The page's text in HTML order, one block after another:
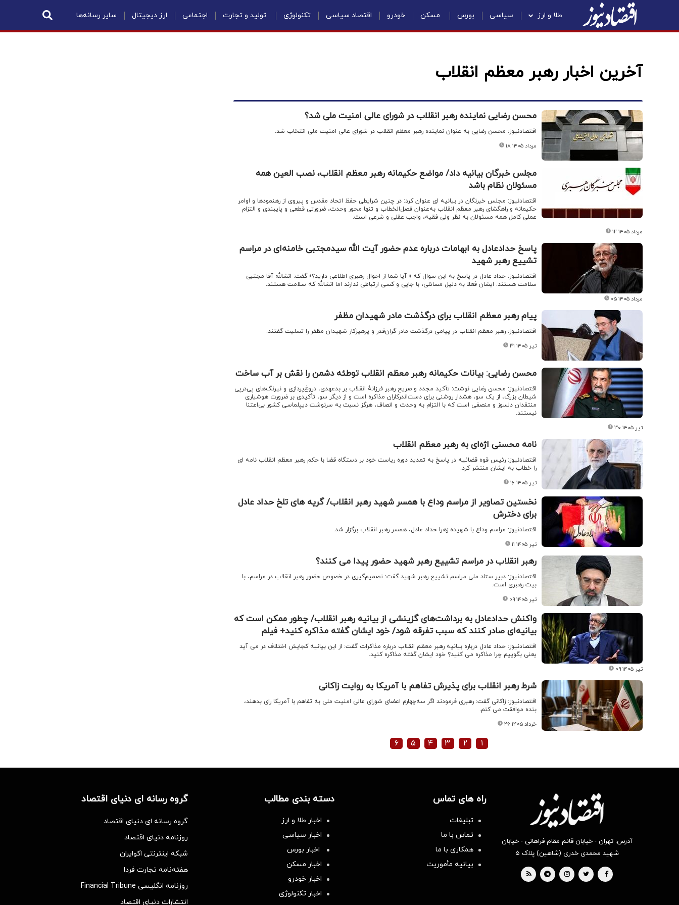
طلا و ارز سیاسی بورس مسکن خودرو اقتصاد سیاسی تکنولوژی تولید و تجارت اجتماعی ارز دیجیتال سایر رسانه‌ها
آخرین اخبار رهبر معظم انقلاب
محسن رضایی نماینده رهبر انقلاب در شورای عالی امنیت ملی شد؟
اقتصادنیوز: محسن رضایی به عنوان نماینده رهبر معظم انقلاب در شورای عالی امنیت ملی انتخاب شد.
۱۸ مرداد ۱۴۰۵
مجلس خبرگان بیانیه داد/ مواضع حکیمانه رهبر معظم انقلاب، نصب العین همه
مسئولان نظام باشد
اقتصادنیوز: مجلس خبرنگان در بیانیه ای عنوان کرد: در چنین شرایطی حفظ اتحاد مقدس و پیروی از رهنمودها و اوامر
حکیمانه و راهگشای رهبر معظم انقلاب به‌عنوان فصل‌الخطاب و تنها محور وحدت، ضرورتی قطعی و پایبندی و التزام
عملی کامل همه مسئولان به نظر ولی فقیه، واجب عقلی و شرعی است.
۱۲ مرداد ۱۴۰۵
پاسخ حدادعادل به ابهامات درباره عدم حضور آیت الله سیدمجتبی خامنه‌ای در مراسم
تشییع رهبر شهید
اقتصادنیوز: حداد عادل در پاسخ به این سوال که « آیا شما از احوال رهبری اطلاعی دارید؟» گفت: انشالله آقا مجتبی
سلامت هستند. ایشان فعلا به دلیل مسائلی، با جایی و کسی ارتباطی ندارند اما انشالله که سلامت هستند.
۰۵ مرداد ۱۴۰۵
پیام رهبر معظم انقلاب برای درگذشت مادر شهیدان مظفر
اقتصادنیوز: رهبر معظم انقلاب در پیامی درگذشت مادر گران‌قدر و پرهیزکار شهیدان مظفر را تسلیت گفتند.
۳۱ تیر ۱۴۰۵
محسن رضایی: بیانات حکیمانه رهبر معظم انقلاب توطئه دشمن را نقش بر آب ساخت
اقتصادنیوز: محسن رضایی نوشت: تأکید مجدد و صریح رهبر فرزانهٔ انقلاب بر بدعهدی، دروغ‌پردازی و نیرنگ‌های پی‌درپی
شیطان بزرگ، از یک سو، هشدار روشنی برای دست‌اندرکاران مذاکره است و از دیگر سو، تأکیدی بر ضرورت هوشیاری
منتقدان دلسوز و منصفی است که با التزام به وحدت و انصاف، هرگز نسبت به سرنوشت دیپلماسی کشور بی‌اعتنا
نیستند.
۳۰ تیر ۱۴۰۵
نامه محسنی اژه‌ای به رهبر معظم انقلاب
اقتصادنیوز: رئیس قوه قضائیه در پاسخ به تمدید دوره ریاست خود بر دستگاه قضا با حکم رهبر معظم انقلاب نامه ای
را خطاب به ایشان منتشر کرد.
۱۶ تیر ۱۴۰۵
نخستین تصاویر از مراسم وداع با همسر شهید رهبر انقلاب/ گریه های تلخ حداد عادل
برای دخترش
اقتصادنیوز: مراسم وداع با شهیده زهرا حداد عادل، همسر رهبر انقلاب برگزار شد.
۱۱ تیر ۱۴۰۵
رهبر انقلاب در مراسم تشییع رهبر شهید حضور پیدا می کنند؟
اقتصادنیوز: دبیر ستاد ملی مراسم تشییع رهبر شهید گفت: تصمیم‌گیری در خصوص حضور رهبر انقلاب در مراسم، با
بیت رهبری است.
۰۹ تیر ۱۴۰۵
واکنش حدادعادل به برداشت‌های گزینشی از بیانیه رهبر انقلاب/ چطور ممکن است که
بیانیه‌ای صادر کنند که سبب تفرقه شود/ خود ایشان گفته مذاکره کنید+ فیلم
اقتصادنیوز: حداد عادل درباره بیانیه رهبر معظم انقلاب درباره مذاکرات گفت: از این بیانیه کجایش اختلاف در می آید
یعنی بگوییم چرا مذاکره می کنید؟ خود ایشان گفته مذاکره کنید.
۰۹ تیر ۱۴۰۵
شرط رهبر انقلاب برای پذیرش تفاهم با آمریکا به روایت زاکانی
اقتصادنیوز: زاکانی گفت: رهبری فرمودند اگر سه‌چهارم اعضای شورای عالی امنیت ملی به تفاهم با آمریکا رای بدهند،
بنده موافقت می کنم.
۲۶ خرداد ۱۴۰۵
۱ ۲ ۳ ۴ ۵ ۶
آدرس: تهران - خیابان قائم مقام فراهانی - خیابان
شهید محمدی خدری (شاهین) پلاک ۵
راه های تماس
تبلیغات
تماس با ما
همکاری با ما
بیانیه مأموریت
دسته بندی مطالب
اخبار طلا و ارز
اخبار سیاسی
اخبار بورس
اخبار مسکن
اخبار خودرو
اخبار تکنولوژی
گروه رسانه ای دنیای اقتصاد
گروه رسانه ای دنیای اقتصاد
روزنامه دنیای اقتصاد
شبکه اینترنتی اکوایران
هفته‌نامه تجارت فردا
روزنامه انگلیسی Financial Tribune
انتشارات دنیای اقتصاد